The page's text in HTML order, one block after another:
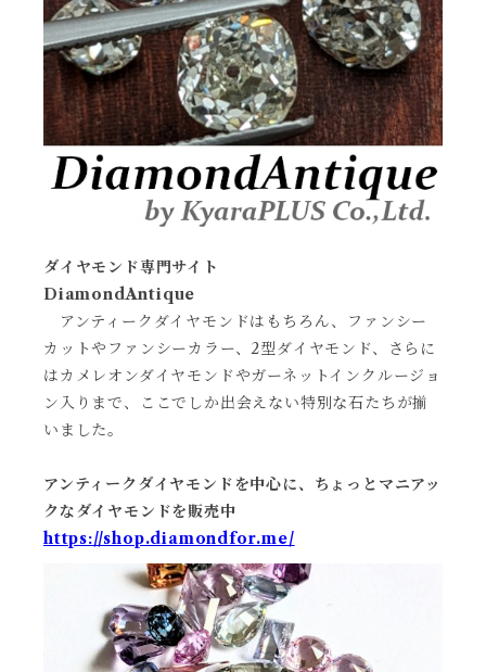
ダイヤモンド専門サイト
DiamondAntique
アンティークダイヤモンドはもちろん、ファンシー
カットやファンシーカラー、2型ダイヤモンド、さらに
はカメレオンダイヤモンドやガーネットインクルージョ
ン入りまで、ここでしか出会えない特別な石たちが揃
いました。
アンティークダイヤモンドを中心に、ちょっとマニアッ
クなダイヤモンドを販売中
https://shop.diamondfor.me/